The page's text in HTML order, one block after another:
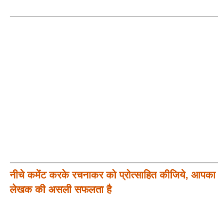
नीचे कमेंट करके रचनाकर को प्रोत्साहित कीजिये, आपका
लेखक की असली सफलता है